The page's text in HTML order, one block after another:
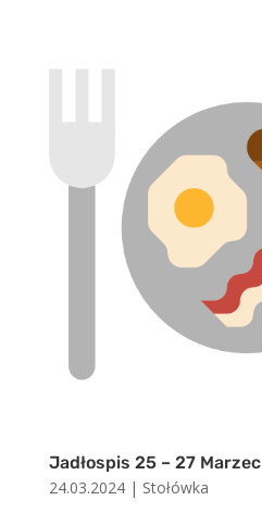
Jadłospis 25 – 27 Marzec
24.03.2024| Stołówka